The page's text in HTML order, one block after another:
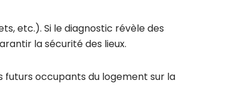
etc.). Si le diagnostic révèle des
la sécurité des lieux.
futurs occupants du logement sur la